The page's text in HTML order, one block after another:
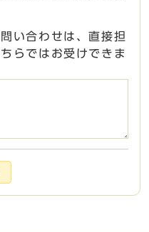
い合わせは、直接担
らではお受けできま